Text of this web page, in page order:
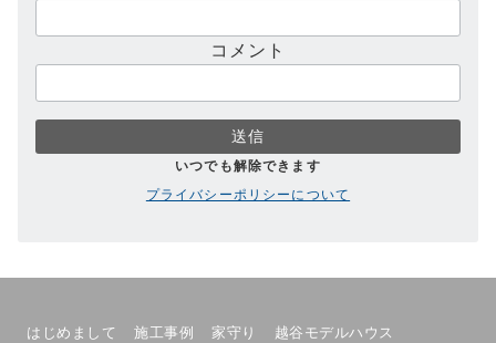
コメント
いつでも解除できます
プライバシーポリシーについて
はじめまして 施工事例 家守り
越谷モデルハウス